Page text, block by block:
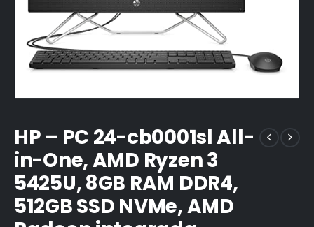
HP – PC 24-cb0001sl All-
in-One, AMD Ryzen 3
5425U, 8GB RAM DDR4,
512GB SSD NVMe, AMD